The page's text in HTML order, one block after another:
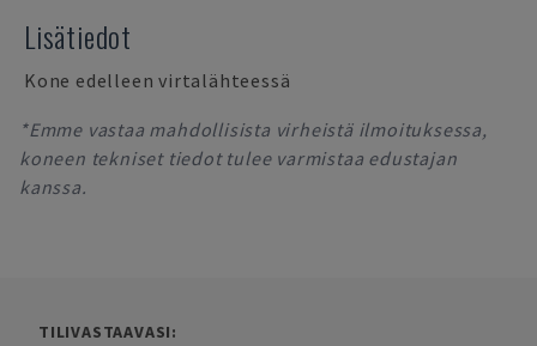
Lisätiedot
Kone edelleen virtalähteessä
*Emme vastaa mahdollisista virheistä ilmoituksessa,
koneen tekniset tiedot tulee varmistaa edustajan
kanssa.
TILIVASTAAVASI: